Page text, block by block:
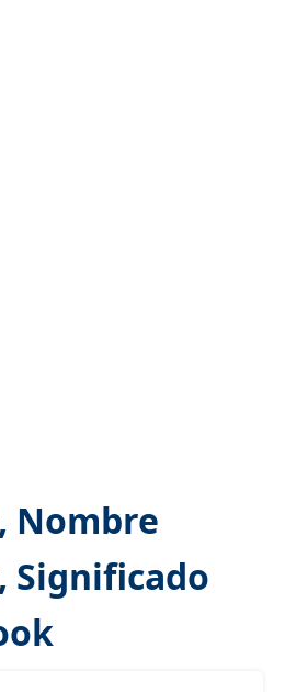
Nombre
Significado